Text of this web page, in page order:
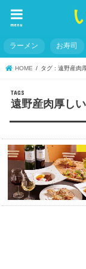
menu
ラーメン お寿司
HOME タグ : 遠野産肉
遠野産肉厚し